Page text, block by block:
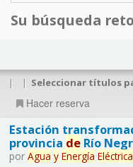
Su búsqueda
| | Seleccionar títulos
Hacer reserva
Estación
provincia deRío
por Agua y Energía